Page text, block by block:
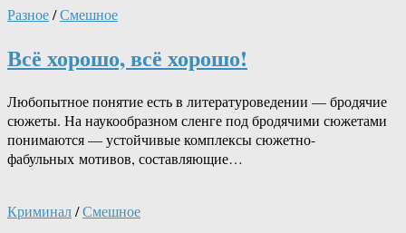
Разное/Смешное
Всё хорошо, всё хорошо!
Любопытное понятие есть в литературоведении — бродячие
сюжеты. На наукообразном сленге под бродячими сюжетами
понимаются — устойчивые комплексы сюжетно-
фабульных мотивов, составляющие…
Криминал/Смешное